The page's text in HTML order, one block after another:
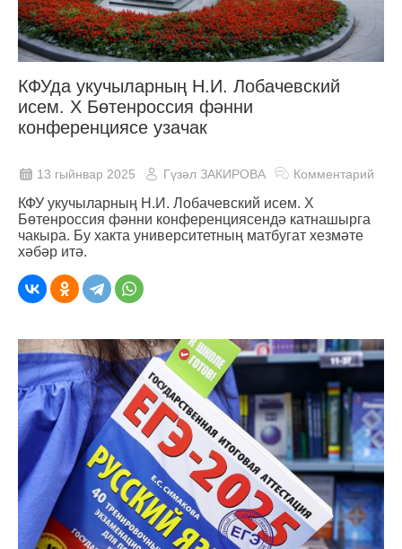
КФУда укучыларның Н.И. Лобачевский
исем. Х Бөтенроссия фәнни
конференциясе узачак
13 гыйнвар 2025 Гүзәл ЗАКИРОВА Комментарий
КФУ укучыларның Н.И. Лобачевский исем. Х
Бөтенроссия фәнни конференциясендә катнашырга
чакыра. Бу хакта университетның матбугат хезмәте
хәбәр итә.